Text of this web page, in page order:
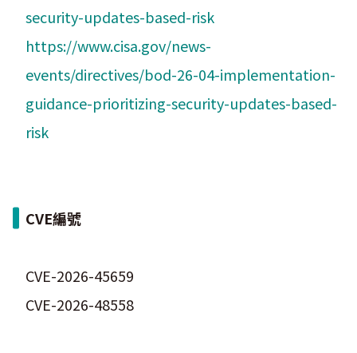
security-updates-based-risk
https://www.cisa.gov/news-
events/directives/bod-26-04-implementation-
guidance-prioritizing-security-updates-based-
risk
CVE編號
CVE-2026-45659
CVE-2026-48558